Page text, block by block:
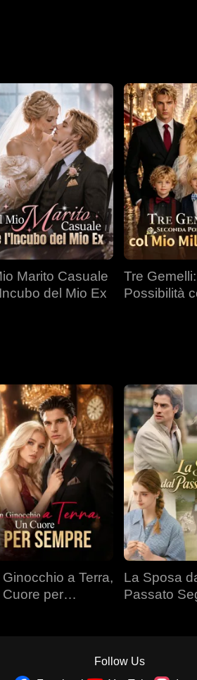
Marito Casuale
del Mio Ex
Tre
Possibilità
Ginocchio a Terra,
Cuore per
La Sposa
Passato
Follow Us